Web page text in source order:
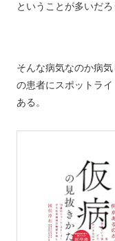
ということが多いだろ
そんな病気なのか病
の患者にスポットラ
ある。